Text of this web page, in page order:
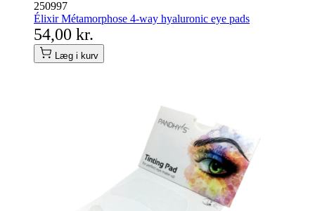
250997
Élixir Métamorphose 4-way hyaluronic eye pads
54,00 kr.
Læg i kurv